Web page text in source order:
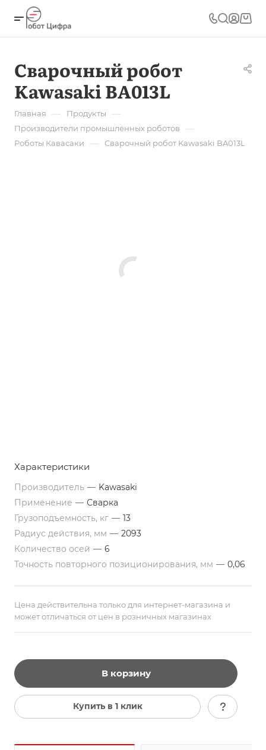
Сварочный робот
Kawasaki BA013L
Главная — Продукты —
Производители промышленных роботов —
Роботы Кавасаки — Сварочный робот Kawasaki BA013L
Характеристики
Производитель — Kawasaki
Применение — Сварка
Грузоподъемность, кг — 13
Радиус действия, мм — 2093
Количество осей — 6
Точность повторного позиционирования, мм — 0,06
Цена действительна только для интернет-магазина и
может отличаться от цен в розничных магазинах
В корзину
Купить в 1 клик